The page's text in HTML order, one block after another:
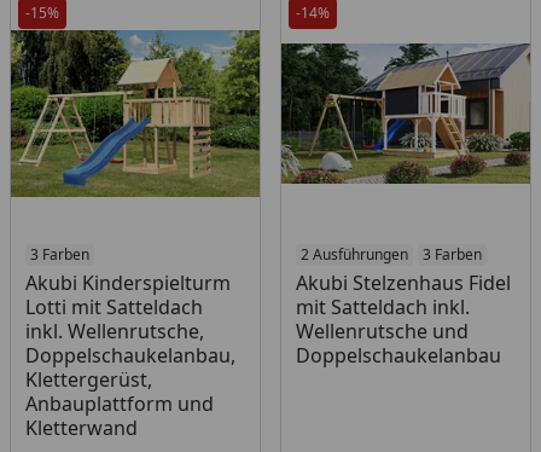
-15%
3 Farben
Akubi Kinderspielturm
Lotti mit Satteldach
inkl. Wellenrutsche,
Doppelschaukelanbau,
Klettergerüst,
Anbauplattform und
Kletterwand
-14%
2 Ausführungen 3 Farben
Akubi Stelzenhaus Fidel
mit Satteldach inkl.
Wellenrutsche und
Doppelschaukelanbau